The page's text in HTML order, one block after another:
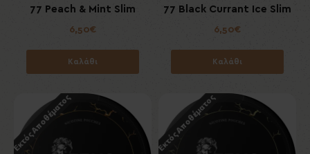
77 Peach & Mint Slim
6,50€
Καλάθι
77 Black Currant Ice Slim
6,50€
Καλάθι
Εκτός Αποθέματος Εκτός Αποθέματος